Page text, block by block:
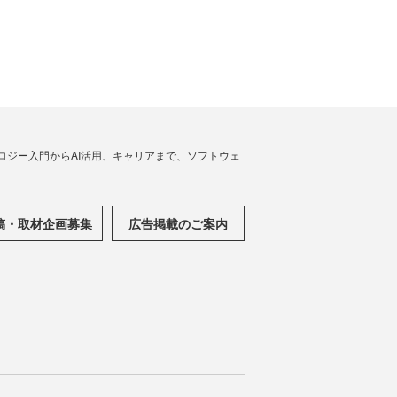
ー入門からAI活用、キャリアまで、ソフトウェ
・取材企画募集 広告掲載のご案内